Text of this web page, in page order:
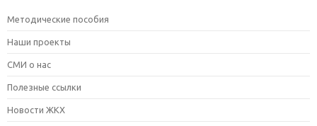
Методические пособия
Наши проекты
СМИ о нас
Полезные ссылки
Новости ЖКХ